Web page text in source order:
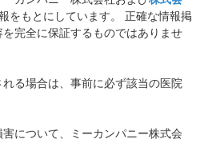
をもとにしています。 正確な情報掲
完全に保証するものではありませ
る場合は、事前に必ず該当の医院
について、ミーカンパニー株式会